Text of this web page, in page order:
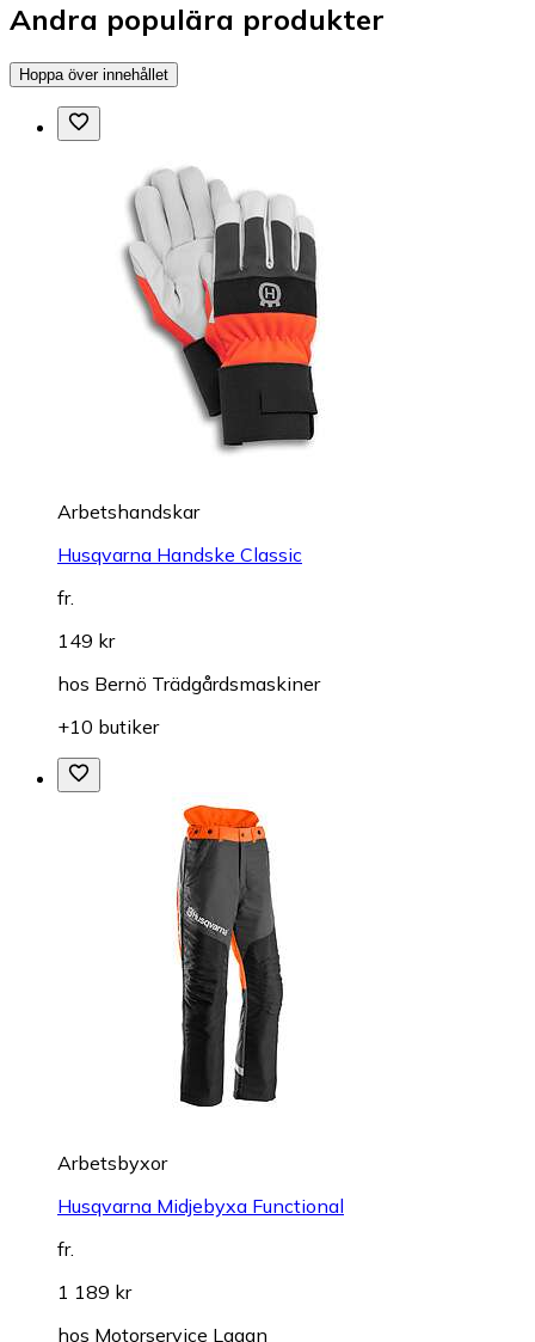
Andra populära produkter
Hoppa över innehållet
Arbetshandskar
Husqvarna Handske Classic
fr.
149 kr
hos Bernö Trädgårdsmaskiner
+10 butiker
Arbetsbyxor
Husqvarna Midjebyxa Functional
fr.
1 189 kr
hos Motorservice Lagan